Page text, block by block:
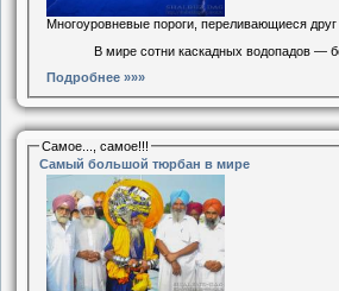
Многоуровневые пороги, переливающиеся
В мире сотни каскадных водопадов —
Подробнее »»»
Самое..., самое!!!
Самый большой тюрбан в мире